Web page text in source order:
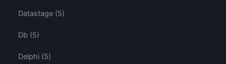
Datastage (5)
Db (5)
Delphi (5)